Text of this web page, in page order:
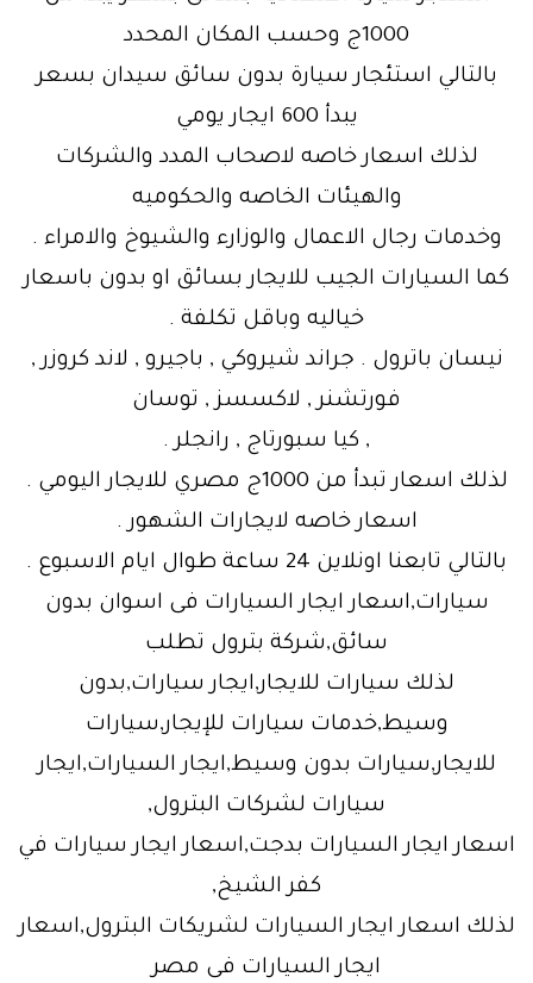
1000ج وحسب المكان المحدد
بالتالي استئجار سيارة بدون سائق سيدان بسعر
يبدأ 600 ايجار يومي
لذلك اسعار خاصه لاصحاب المدد والشركات
والهيئات الخاصه والحكوميه
وخدمات رجال الاعمال والوزارء والشيوخ والامراء .
كما السيارات الجيب للايجار بسائق او بدون باسعار
خياليه وباقل تكلفة .
نيسان باترول . جراند شيروكي , باجيرو , لاند كروزر ,
فورتشنر , لاكسسز , توسان
, كيا سبورتاج , رانجلر .
لذلك اسعار تبدأ من 1000ج مصري للايجار اليومي .
اسعار خاصه لايجارات الشهور .
بالتالي تابعنا اونلاين 24 ساعة طوال ايام الاسبوع .
سيارات,اسعار ايجار السيارات فى اسوان بدون
سائق,شركة بترول تطلب
لذلك سيارات للايجار,ايجار سيارات,بدون
وسيط,خدمات سيارات للإيجار,سيارات
للايجار,سيارات بدون وسيط,ايجار السيارات,ايجار
سيارات لشركات البترول,
اسعار ايجار السيارات بدجت,اسعار ايجار سيارات في
كفر الشيخ,
لذلك اسعار ايجار السيارات لشريكات البترول,اسعار
ايجار السيارات فى مصر